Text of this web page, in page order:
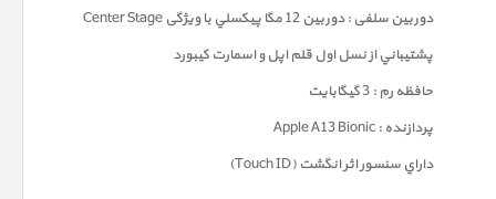
دوربين سلفی : دوربين 12 مگا پيکسلي با ویژگی Center Stage
پشتيباني از نسل اول قلم اپل و اسمارت کيبورد
حافظه رم : 3 گيگابايت
پردازنده : Apple A13 Bionic
داراي سنسور اثر انگشت (Touch ID)